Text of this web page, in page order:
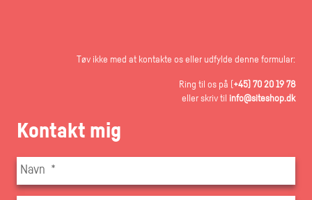
Tøv ikke med at kontakte os eller udfylde denne formular:
Ring til os på (+45) 70 20 19 78
eller skriv til info@siteshop.dk
Kontakt mig
Navn *